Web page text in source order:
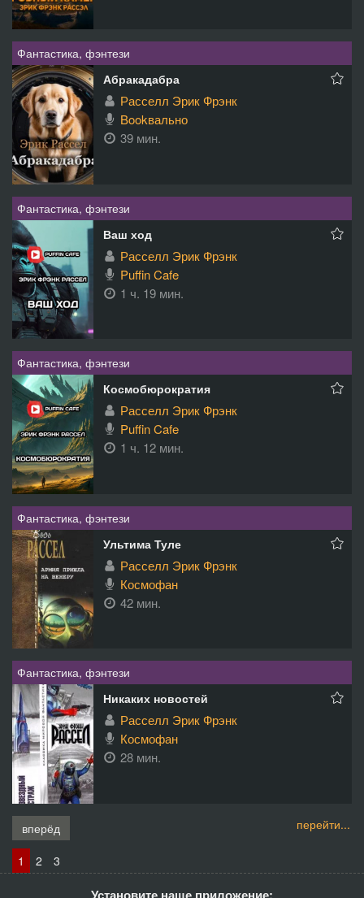
Фантастика, фэнтези
Абракадабра
Расселл Эрик Фрэнк
Bookвально
39 мин.
Фантастика, фэнтези
Ваш ход
Расселл Эрик Фрэнк
Puffin Cafe
1 ч. 19 мин.
Фантастика, фэнтези
Космобюрократия
Расселл Эрик Фрэнк
Puffin Cafe
1 ч. 12 мин.
Фантастика, фэнтези
Ультима Туле
Расселл Эрик Фрэнк
Космофан
42 мин.
Фантастика, фэнтези
Никаких новостей
Расселл Эрик Фрэнк
Космофан
28 мин.
перейти...
вперёд
1
2 3